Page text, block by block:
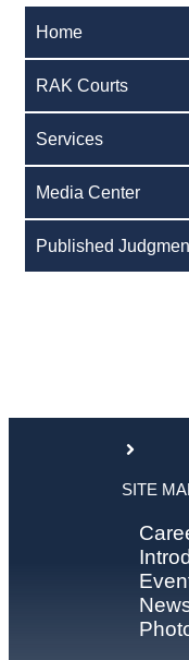
Home
RAK Courts
Services
Media Center
Published
SITE